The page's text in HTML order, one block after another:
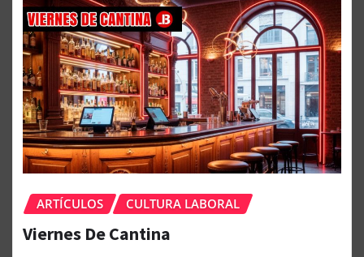
ARTÍCULOS CULTURA LABORAL
Viernes De Cantina